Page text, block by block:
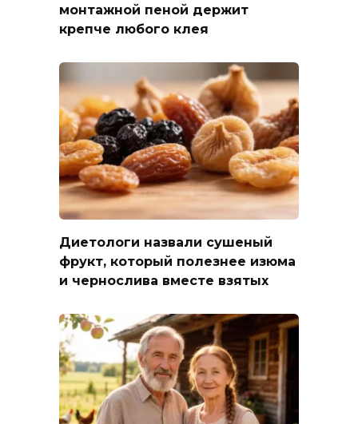
монтажной пеной держит
крепче любого клея
Диетологи назвали сушеный
фрукт, который полезнее изюма
и чернослива вместе взятых